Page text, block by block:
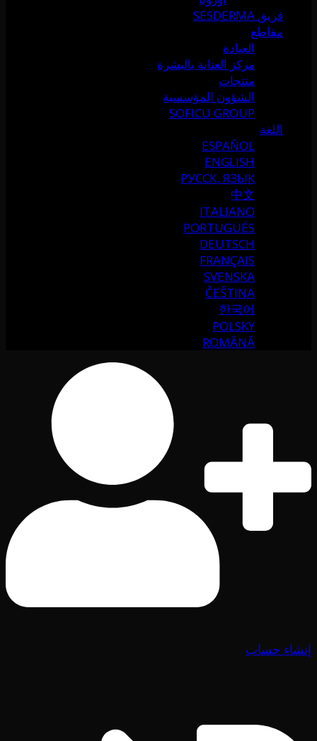
فريق SESDERMA
مقاطع
العيادة
مركز العناية بالبشرة
منتجات
الشؤون المؤسسية
SOFICU GROUP
اللغة
ESPAÑOL
ENGLISH
РУССК. ЯЗЫК
中文
ITALIANO
PORTUGUÉS
DEUTSCH
FRANÇAIS
SVENSKA
ČEŠTINA
한국어
POLSKY
ROMÂNĂ
إنشاء حساب